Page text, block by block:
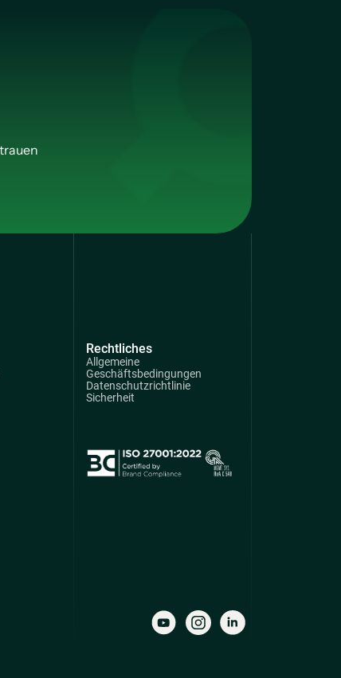
Rechtliches
Allgemeine
Geschäftsbedingungen
Datenschutzrichtlinie
Sicherheit